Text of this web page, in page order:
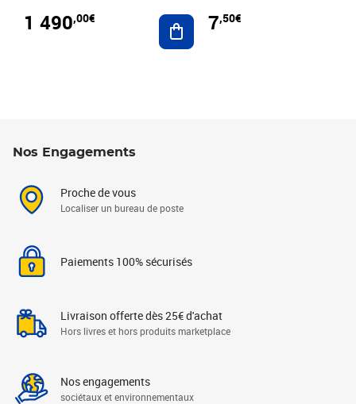
1 490,00€ Ajouter au panier
7,50€
Nos Engagements
Proche de vous
Localiser un bureau de poste
Paiements 100% sécurisés
Livraison offerte dès 25€ d'achat
Hors livres et hors produits marketplace
Nos engagements
sociétaux et environnementaux